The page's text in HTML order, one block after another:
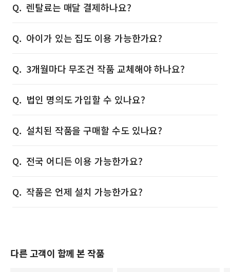
렌탈료는 매달 결제하나요?
아이가 있는 집도 이용 가능한가요?
3개월마다 무조건 작품 교체해야 하나요?
법인 명의도 가입할 수 있나요?
설치된 작품을 구매할 수도 있나요?
전국 어디든 이용 가능한가요?
작품은 언제 설치 가능한가요?
다른 고객이 함께 본 작품